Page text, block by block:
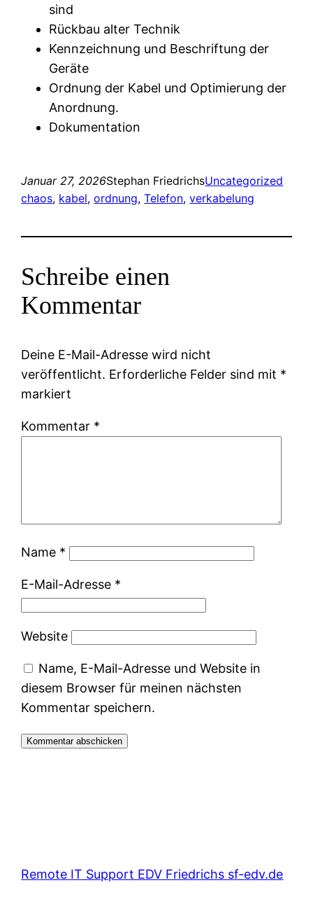
sind
Rückbau alter Technik
Kennzeichnung und Beschriftung der
Geräte
Ordnung der Kabel und Optimierung der
Anordnung.
Dokumentation
Januar 27, 2026Stephan FriedrichsUncategorized
chaos, kabel, ordnung, Telefon, verkabelung
Schreibe einen
Kommentar
Deine E-Mail-Adresse wird nicht
veröffentlicht. Erforderliche Felder sind mit *
markiert
Kommentar *
Name *
E-Mail-Adresse *
Website
Name, E-Mail-Adresse und Website in
diesem Browser für meinen nächsten
Kommentar speichern.
Remote IT Support EDV Friedrichs sf-edv.de